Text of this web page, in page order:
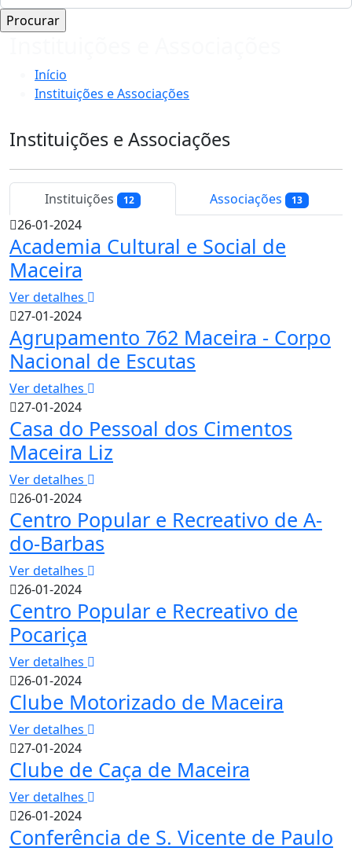
Início
Instituições e Associações
Instituições e Associações
Instituições 12 Associações 13
26-01-2024
Academia Cultural e Social de
Maceira
Ver detalhes
27-01-2024
Agrupamento 762 Maceira - Corpo
Nacional de Escutas
Ver detalhes
27-01-2024
Casa do Pessoal dos Cimentos
Maceira Liz
Ver detalhes
26-01-2024
Centro Popular e Recreativo de A-
do-Barbas
Ver detalhes
26-01-2024
Centro Popular e Recreativo de
Pocariça
Ver detalhes
26-01-2024
Clube Motorizado de Maceira
Ver detalhes
27-01-2024
Clube de Caça de Maceira
Ver detalhes
26-01-2024
Conferência de S. Vicente de Paulo